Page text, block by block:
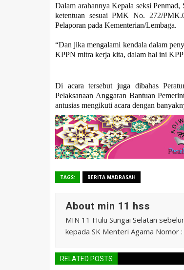
Dalam arahannya Kepala seksi
ketentuan sesuai PMK No. 272/
Pelaporan pada Kementerian/Lembaga.
“Dan jika mengalami kendala dalam
KPPN mitra kerja kita, dalam hal ini
Di acara tersebut juga dibahas
Pelaksanaan Anggaran Bantuan
antusias mengikuti acara dengan
TAGS: BERITA MADRASAH
About min 11 hss
MIN 11 Hulu Sungai Selatan
kepada SK Menteri Agama Nomor
RELATED POSTS